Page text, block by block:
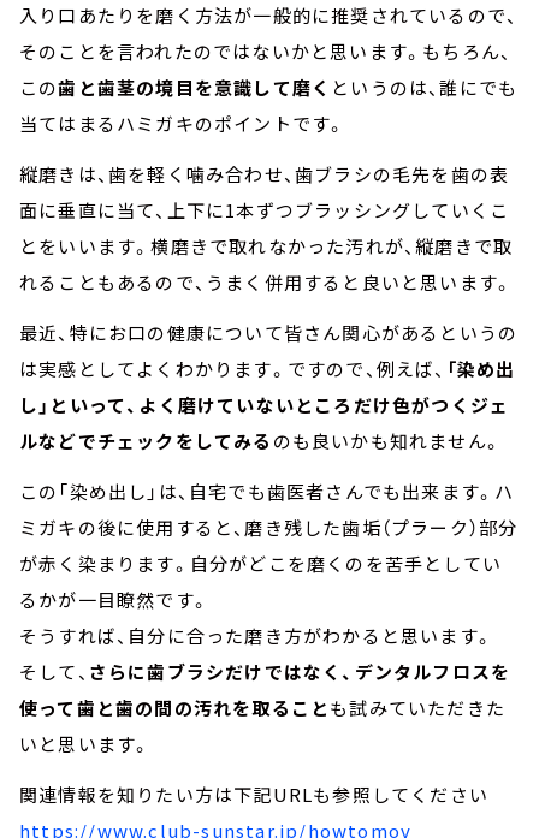
入り口あたりを磨く方法が一般的に推奨されているので、
そのことを言われたのではないかと思います。もちろん、
この歯と歯茎の境目を意識して磨く というのは、誰にでも
当てはまるハミガキのポイントです。
縦磨きは、歯を軽く噛み合わせ、歯ブラシの毛先を歯の表
面に垂直に当て、上下に1本ずつブラッシングしていくこ
とをいいます。横磨きで取れなかった汚れが、縦磨きで取
れることもあるので、うまく併用すると良いと思います。
最近、特にお口の健康について皆さん関心があるというの
は実感としてよくわかります。ですので、例えば、 「染め出
し」といって、よく磨けていないところだけ色がつくジェ
ルなどでチェックをしてみる のも良いかも知れません。
この「染め出し」は、自宅でも歯医者さんでも出来ます。ハ
ミガキの後に使用すると、磨き残した歯垢（プラーク）部分
が赤く染まります。自分がどこを磨くのを苦手としてい
るかが一目瞭然です。
そうすれば、自分に合った磨き方がわかると思います。
そして、 さらに歯ブラシだけではなく、デンタルフロスを
使って歯と歯の間の汚れを取ることも試みていただきた
いと思います。
関連情報を知りたい方は下記URLも参照してください
https://www.club-sunstar.jp/howtomov